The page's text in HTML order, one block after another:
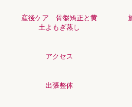
産後ケア 骨盤矯正と黄
土よもぎ蒸し
アクセス
出張整体